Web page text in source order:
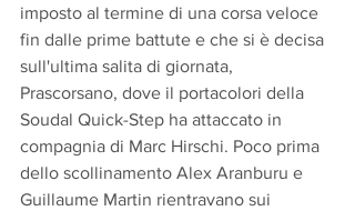
imposto al termine di una corsa veloce
fin dalle prime battute e che si è decisa
sull'ultima salita di giornata,
Prascorsano, dove il portacolori della
Soudal Quick-Step ha attaccato in
compagnia di Marc Hirschi. Poco prima
dello scollinamento Alex Aranburu e
Guillaume Martin rientravano sui